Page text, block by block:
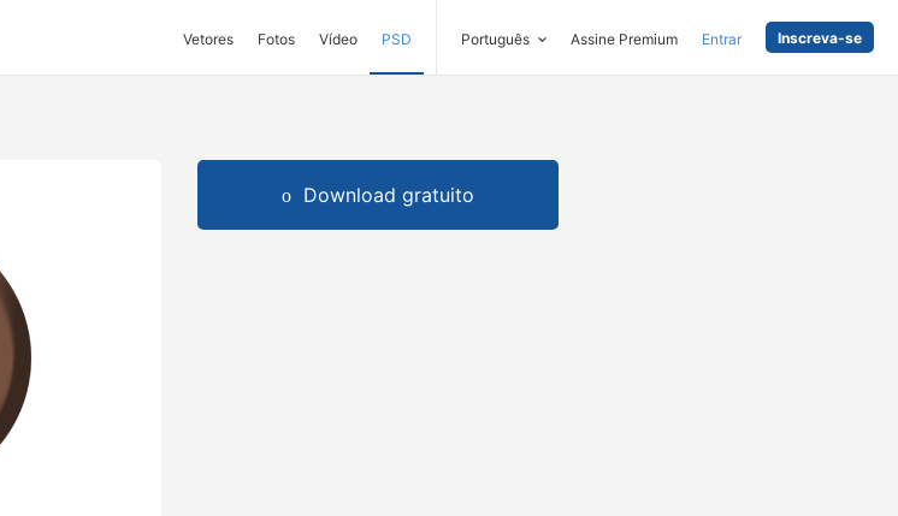
Vetores Fotos Vídeo PSD Português Assine Premium Entrar Inscreva-se
Download gratuito